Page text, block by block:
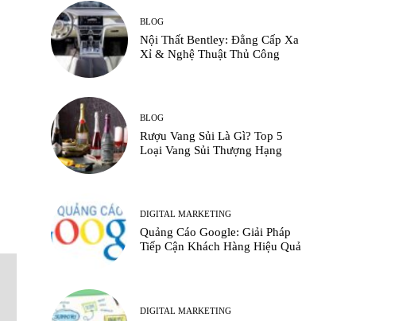
BLOG
Nội Thất Bentley: Đẳng Cấp Xa
Xỉ & Nghệ Thuật Thủ Công
BLOG
Rượu Vang Sủi Là Gì? Top 5
Loại Vang Sủi Thượng Hạng
DIGITAL MARKETING
Quảng Cáo Google: Giải Pháp
Tiếp Cận Khách Hàng Hiệu Quả
DIGITAL MARKETING